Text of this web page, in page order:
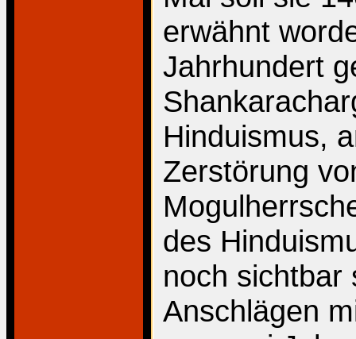
erwähnt
Jahrhundert
Hinduismus,
Zerstörung
des
noch sichtbar
Anschlägen